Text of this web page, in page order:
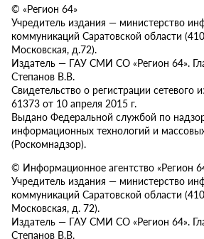
© «Регион 64»
Учредитель издания — министерство
коммуникаций Саратовской области
Московская, д.72).
Издатель — ГАУ СМИ СО «Регион 64».
Степанов В.В.
Свидетельство о регистрации
61373 от 10 апреля 2015 г.
Выдано Федеральной службой по
информационных технологий и
(Роскомнадзор).
© Информационное агентство «Регион
Учредитель издания — министерство
коммуникаций Саратовской области
Московская, д. 72).
Издатель — ГАУ СМИ СО «Регион 64».
Степанов В.В.